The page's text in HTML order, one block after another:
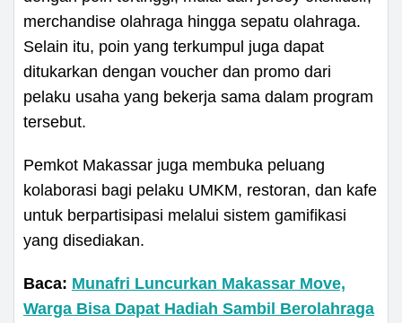
merchandise olahraga hingga sepatu olahraga.
Selain itu, poin yang terkumpul juga dapat
ditukarkan dengan voucher dan promo dari
pelaku usaha yang bekerja sama dalam program
tersebut.
Pemkot Makassar juga membuka peluang
kolaborasi bagi pelaku UMKM, restoran, dan kafe
untuk berpartisipasi melalui sistem gamifikasi
yang disediakan.
Baca: Munafri Luncurkan Makassar Move,
Warga Bisa Dapat Hadiah Sambil Berolahraga